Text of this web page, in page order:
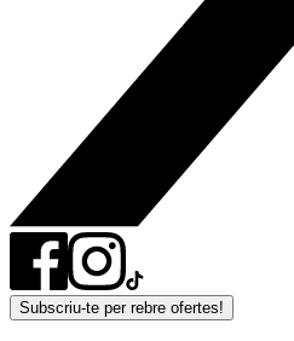
Subscriu-te per rebre ofertes!